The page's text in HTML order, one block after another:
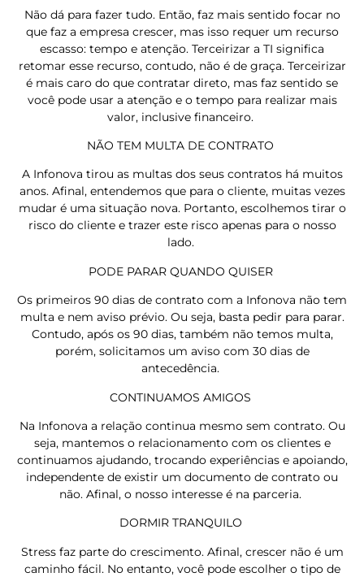
Não dá para fazer tudo. Então, faz mais sentido focar no
que faz a empresa crescer, mas isso requer um recurso
escasso: tempo e atenção. Terceirizar a TI significa
retomar esse recurso, contudo, não é de graça. Terceirizar
é mais caro do que contratar direto, mas faz sentido se
você pode usar a atenção e o tempo para realizar mais
valor, inclusive financeiro.
NÃO TEM MULTA DE CONTRATO
A Infonova tirou as multas dos seus contratos há muitos
anos. Afinal, entendemos que para o cliente, muitas vezes
mudar é uma situação nova. Portanto, escolhemos tirar o
risco do cliente e trazer este risco apenas para o nosso
lado.
PODE PARAR QUANDO QUISER
Os primeiros 90 dias de contrato com a Infonova não tem
multa e nem aviso prévio. Ou seja, basta pedir para parar.
Contudo, após os 90 dias, também não temos multa,
porém, solicitamos um aviso com 30 dias de
antecedência.
CONTINUAMOS AMIGOS
Na Infonova a relação continua mesmo sem contrato. Ou
seja, mantemos o relacionamento com os clientes e
continuamos ajudando, trocando experiências e apoiando,
independente de existir um documento de contrato ou
não. Afinal, o nosso interesse é na parceria.
DORMIR TRANQUILO
Stress faz parte do crescimento. Afinal, crescer não é um
caminho fácil. No entanto, você pode escolher o tipo de